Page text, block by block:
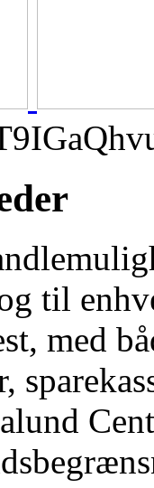
til
med